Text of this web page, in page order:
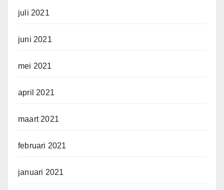
juli 2021
juni 2021
mei 2021
april 2021
maart 2021
februari 2021
januari 2021